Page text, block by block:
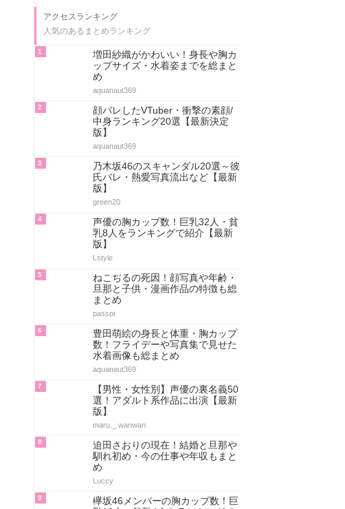
アクセスランキング
人気のあるまとめランキング
1
増田紗織がかわいい！身長や胸カ
ップサイズ・水着姿までを総まと
め
aquanaut369
2
顔バレしたVTuber・衝撃の素顔/
中身ランキング20選【最新決定
版】
aquanaut369
3
乃木坂46のスキャンダル20選～彼
氏バレ・熱愛写真流出など【最新
版】
green20
4
声優の胸カップ数！巨乳32人・貧
乳8人をランキングで紹介【最新
版】
Lstyle
5
ねこぢるの死因！顔写真や年齢・
旦那と子供・漫画作品の特徴も総
まとめ
passpi
6
豊田萌絵の身長と体重・胸カップ
数！フライデーや写真集で見せた
水着画像も総まとめ
aquanaut369
7
【男性・女性別】声優の裏名義50
選！アダルト系作品に出演【最新
版】
maru._.wanwan
8
迫田さおりの現在！結婚と旦那や
馴れ初め・今の仕事や年収もまと
め
Luccy
9
欅坂46メンバーの胸カップ数！巨